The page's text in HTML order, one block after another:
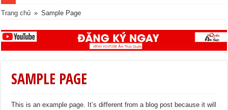
Trang chủ » Sample Page
SAMPLE PAGE
This is an example page. It’s different from a blog post because it will